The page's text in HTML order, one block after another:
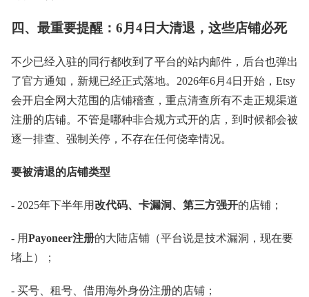
四、最重要提醒：6月4日大清退，这些店铺必死
不少已经入驻的同行都收到了平台的站内邮件，后台也弹出
了官方通知，新规已经正式落地。2026年6月4日开始，Etsy
会开启全网大范围的店铺稽查，重点清查所有不走正规渠道
注册的店铺。不管是哪种非合规方式开的店，到时候都会被
逐一排查、强制关停，不存在任何侥幸情况。
要被清退的店铺类型
- 2025年下半年用改代码、卡漏洞、第三方强开的店铺；
- 用Payoneer注册的大陆店铺（平台说是技术漏洞，现在要
堵上）；
- 买号、租号、借用海外身份注册的店铺；